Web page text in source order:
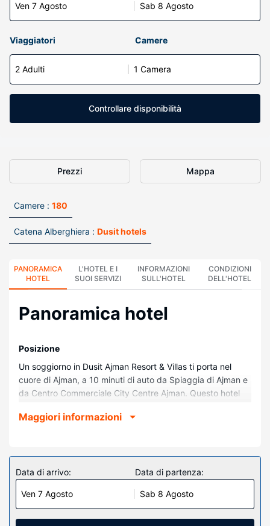
Ven 7 Agosto Sab 8 Agosto
Viaggiatori Camere
2 Adulti 1 Camera
Controllare disponibilità
Prezzi Mappa
Camere : 180
Catena Alberghiera : Dusit hotels
PANORAMICA
HOTEL
L'HOTEL E I
SUOI SERVIZI
INFORMAZIONI
SULL'HOTEL
CONDIZIONI
DELL'HOTEL
Panoramica hotel
Posizione
Un soggiorno in Dusit Ajman Resort & Villas ti porta nel
cuore di Ajman, a 10 minuti di auto da Spiaggia di Ajman e
da Centro Commerciale City Centre Ajman. Questo hotel
km da Centro della città di Sharjah.
Regalati un soggiorno indimenticabile in una delle 180
camere della struttura, dotate di aria condizionata e
angolo cottura con microonde e macchina per caffè
espresso. Grazie ad un comodo letto con copriletto in
piuma e biancheria da letto di alta qualità dormirai sonni
tranquilli. Le camere sono dotate di balcone attrezzato. La
Maggiori informazioni
Data di arrivo:
Ven 7 Agosto
Data di partenza:
Sab 8 Agosto